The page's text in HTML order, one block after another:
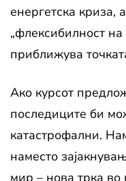
енергетска криза,
„флексибилност на
приближува
Ако курсот
последиците би
катастрофални.
наместо
мир – нова трка